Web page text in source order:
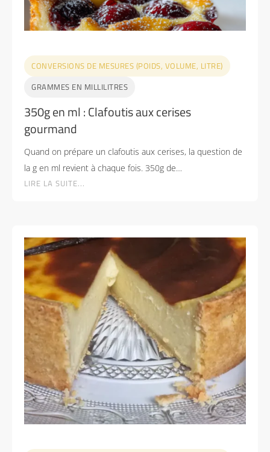
CONVERSIONS DE MESURES (POIDS, VOLUME, LITRE)
GRAMMES EN MILLILITRES
350g en ml : Clafoutis aux cerises
gourmand
Quand on prépare un clafoutis aux cerises, la question de
la g en ml revient à chaque fois. 350g de…
LIRE LA SUITE...